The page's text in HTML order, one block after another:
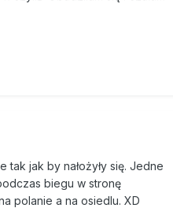
tak jak by nałożyły się. Jedne
biegu w stronę
polanie a na osiedlu. XD